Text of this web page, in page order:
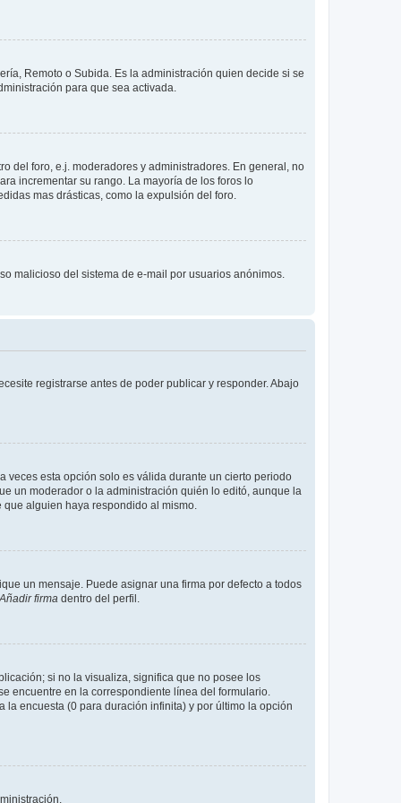
Remoto o Subida. Es la administración quien decide si se
para que sea activada.
del foro, e.j. moderadores y administradores. En general, no
incrementar su rango. La mayoría de los foros lo
mas drásticas, como la expulsión del foro.
malicioso del sistema de e-mail por usuarios anónimos.
registrarse antes de poder publicar y responder. Abajo
veces esta opción solo es válida durante un cierto periodo
un moderador o la administración quién lo editó, aunque la
alguien haya respondido al mismo.
un mensaje. Puede asignar una firma por defecto a todos
Añadir firma dentro del perfil.
si no la visualiza, significa que no posee los
encuentre en la correspondiente línea del formulario.
encuesta (0 para duración infinita) y por último la opción